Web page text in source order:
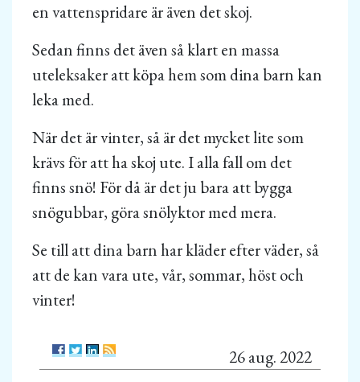
en vattenspridare är även det skoj.
Sedan finns det även så klart en massa
uteleksaker att köpa hem som dina barn kan
leka med.
När det är vinter, så är det mycket lite som
krävs för att ha skoj ute. I alla fall om det
finns snö! För då är det ju bara att bygga
snögubbar, göra snölyktor med mera.
Se till att dina barn har kläder efter väder, så
att de kan vara ute, vår, sommar, höst och
vinter!
26 aug. 2022